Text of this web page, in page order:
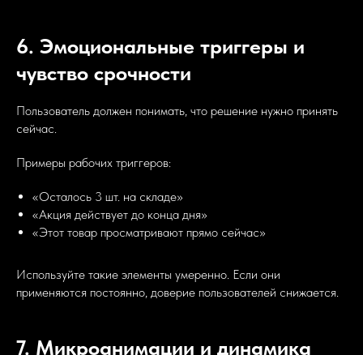
6. Эмоциональные триггеры и
чувство срочности
Пользователь должен понимать, что решение нужно принять
сейчас.
Примеры рабочих триггеров:
«Осталось 3 шт. на складе»
«Акция действует до конца дня»
«Этот товар просматривают прямо сейчас»
Используйте такие элементы умеренно. Если они
применяются постоянно, доверие пользователей снижается.
7. Микроанимации и динамика